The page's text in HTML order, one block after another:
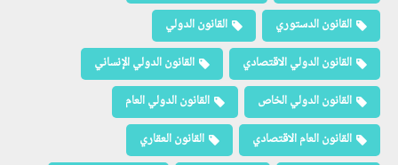
القانون الدستوري
القانون الدولي
القانون الدولي الاقتصادي
القانون الدولي الإنساني
القانون الدولي الخاص
القانون الدولي العام
القانون العام الاقتصادي
القانون العقاري